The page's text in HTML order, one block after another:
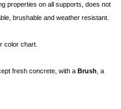
properties on all supports, does not
brushable and weather resistant.
color chart.
fresh concrete, with a Brush , a